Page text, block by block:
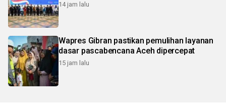
14 jam lalu
Wapres Gibran pastikan pemulihan layanan
dasar pascabencana Aceh dipercepat
15 jam lalu